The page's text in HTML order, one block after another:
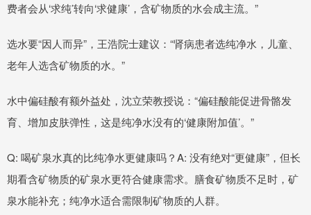
费者会从‘求纯’转向‘求健康’，含矿物质的水会成主流。”
选水要“因人而异”，王浩院士建议：“肾病患者选纯净水，儿童、
老年人选含矿物质的水。”
水中偏硅酸有额外益处，沈立荣教授说：“偏硅酸能促进骨骼发
育、增加皮肤弹性，这是纯净水没有的‘健康附加值’。”
Q: 喝矿泉水真的比纯净水更健康吗？A: 没有绝对“更健康”，但长
期看含矿物质的矿泉水更符合健康需求。膳食矿物质不足时，矿
泉水能补充；纯净水适合需限制矿物质的人群。